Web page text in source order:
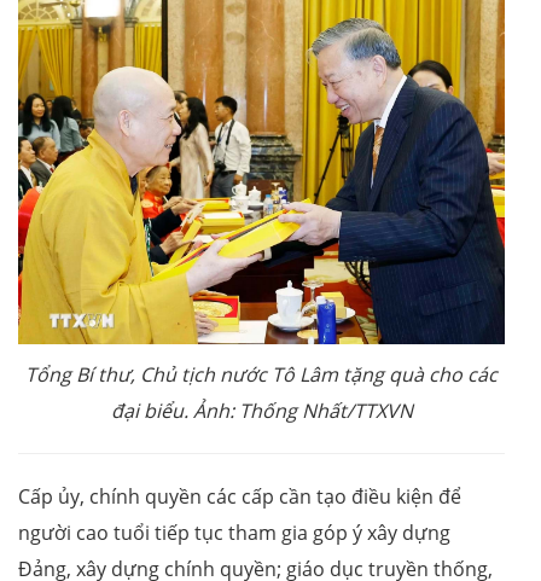
Tổng Bí thư, Chủ tịch nước Tô Lâm tặng quà cho các
đại biểu. Ảnh: Thống Nhất/TTXVN
Cấp ủy, chính quyền các cấp cần tạo điều kiện để
người cao tuổi tiếp tục tham gia góp ý xây dựng
Đảng, xây dựng chính quyền; giáo dục truyền thống,